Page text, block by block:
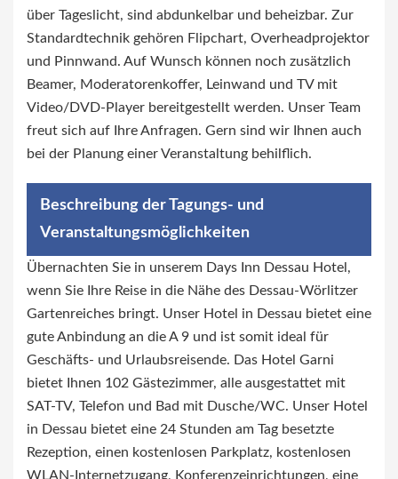
über Tageslicht, sind abdunkelbar und beheizbar. Zur
Standardtechnik gehören Flipchart, Overheadprojektor
und Pinnwand. Auf Wunsch können noch zusätzlich
Beamer, Moderatorenkoffer, Leinwand und TV mit
Video/DVD-Player bereitgestellt werden. Unser Team
freut sich auf Ihre Anfragen. Gern sind wir Ihnen auch
bei der Planung einer Veranstaltung behilflich.
Beschreibung der Tagungs- und
Veranstaltungsmöglichkeiten
Übernachten Sie in unserem Days Inn Dessau Hotel,
wenn Sie Ihre Reise in die Nähe des Dessau-Wörlitzer
Gartenreiches bringt. Unser Hotel in Dessau bietet eine
gute Anbindung an die A 9 und ist somit ideal für
Geschäfts- und Urlaubsreisende. Das Hotel Garni
bietet Ihnen 102 Gästezimmer, alle ausgestattet mit
SAT-TV, Telefon und Bad mit Dusche/WC. Unser Hotel
in Dessau bietet eine 24 Stunden am Tag besetzte
Rezeption, einen kostenlosen Parkplatz, kostenlosen
WLAN-Internetzugang, Konferenzeinrichtungen, eine